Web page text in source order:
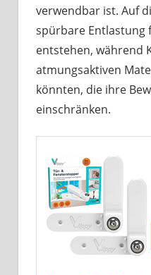
verwendbar ist. Auf
spürbare Entlastung
entstehen, während
atmungsaktiven
könnten, die ihre
einschränken.